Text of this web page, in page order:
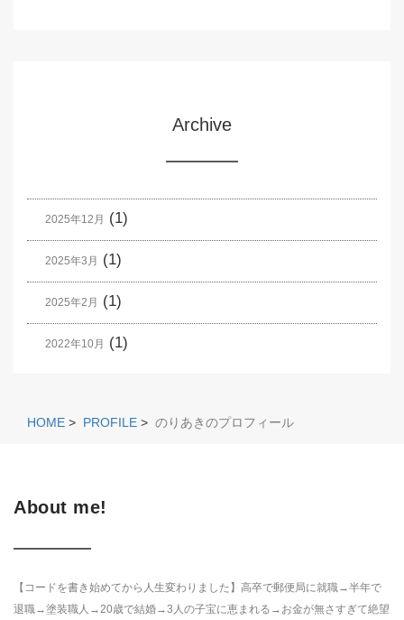
Archive
2025年12月 (1)
2025年3月 (1)
2025年2月 (1)
2022年10月 (1)
HOME > PROFILE > のりあきのプロフィール
About me!
【コードを書き始めてから人生変わりました】高卒で郵便局に就職→半年で
退職→塗装職人→20歳で結婚→3人の子宝に恵まれる→お金が無さすぎて絶望